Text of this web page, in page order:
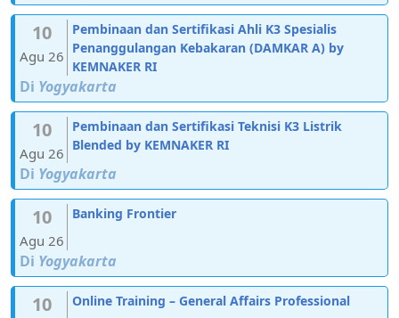
10
Agu 26
Pembinaan dan Sertifikasi Ahli K3 Spesialis
Penanggulangan Kebakaran (DAMKAR A) by
KEMNAKER RI
Di Yogyakarta
10
Agu 26
Pembinaan dan Sertifikasi Teknisi K3 Listrik
Blended by KEMNAKER RI
Di Yogyakarta
10
Agu 26
Banking Frontier
Di Yogyakarta
10 Online Training – General Affairs Professional